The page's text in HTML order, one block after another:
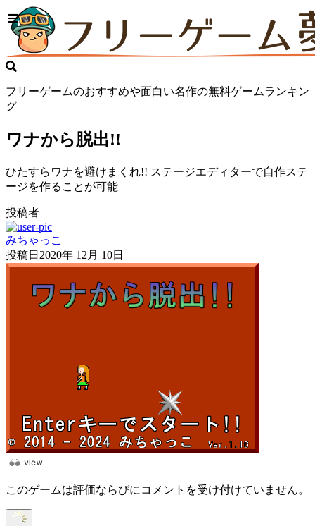
フリーゲームのおすすめや面白い名作の無料ゲームランキン
グ
ワナから脱出!!
ひたすらワナを避けまくれ!! ステージエディターで自作ステ
ージを作ることが可能
投稿者
みちゃっこ
投稿日 2020年 12月 10日
このゲームは評価ならびにコメントを受け付けていません。